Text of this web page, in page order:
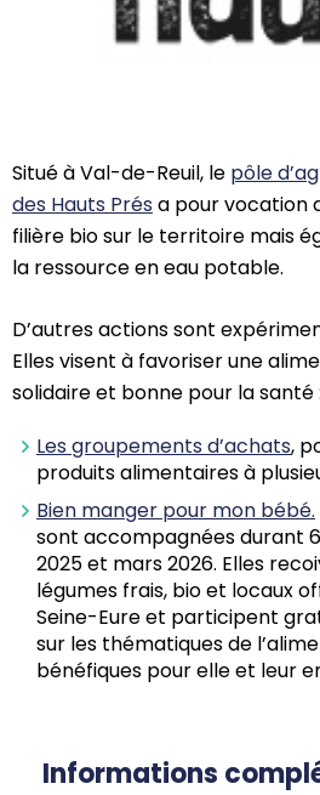
Situé à Val-de-Reuil, le pôle
des Hauts Prés a pour vocation
filière bio sur le territoire mais
la ressource en eau potable.
D’autres actions sont
Elles visent à favoriser une
solidaire et bonne pour la santé :
Les groupements d’achats,
produits alimentaires à
Bien manger pour mon bébé.
sont accompagnées durant
2025 et mars 2026. Elles
légumes frais, bio et locaux
Seine-Eure et participent
sur les thématiques de
bénéfiques pour elle et leur
Informations